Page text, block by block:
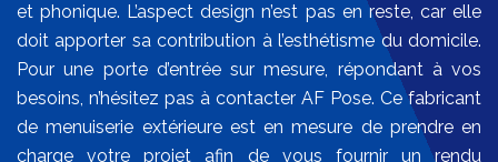
et phonique. L’aspect design n’est pas en reste, car elle
doit apporter sa contribution à l’esthétisme du domicile.
Pour une porte d’entrée sur mesure, répondant à vos
besoins, n’hésitez pas à contacter AF Pose. Ce fabricant
de menuiserie extérieure est en mesure de prendre en
charge votre projet afin de vous fournir un rendu